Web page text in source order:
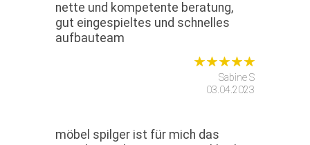
nette und kompetente beratung,
gut eingespieltes und schnelles
aufbauteam
Sabine S
03.04.2023
möbel spilger ist für mich das